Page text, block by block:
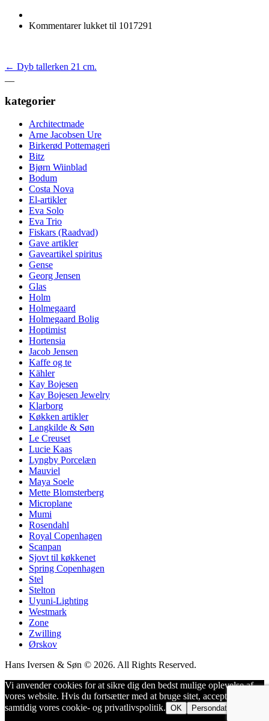
Kommentarer lukket til 1017291
← Dyb tallerken 21 cm.
kategorier
Architectmade
Arne Jacobsen Ure
Birkerød Pottemageri
Bitz
Bjørn Wiinblad
Bodum
Costa Nova
El-artikler
Eva Solo
Eva Trio
Fiskars (Raadvad)
Gave artikler
Gaveartikel spiritus
Gense
Georg Jensen
Glas
Holm
Holmegaard
Holmegaard Bolig
Hoptimist
Hortensia
Jacob Jensen
Kaffe og te
Kähler
Kay Bojesen
Kay Bojesen Jewelry
Klarborg
Køkken artikler
Langkilde & Søn
Le Creuset
Lucie Kaas
Lyngby Porcelæn
Mauviel
Maya Soele
Mette Blomsterberg
Microplane
Mumi
Rosendahl
Royal Copenhagen
Scanpan
Sjovt til køkkenet
Spring Copenhagen
Stel
Stelton
Uyuni-Lighting
Westmark
Zone
Zwilling
Ørskov
Hans Iversen & Søn © 2026. All Rights Reserved.
Vi anvender cookies for at sikre dig den bedst mulige oplevelse af
vores website. Hvis du fortsætter med at bruge sitet, accepterer du
samtidig vores cookie- og privatlivspolitik. OK Persondatapolitik